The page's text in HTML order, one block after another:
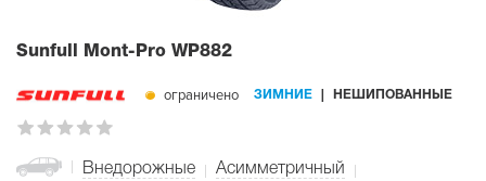
Sunfull Mont-Pro WP882
ограничено ЗИМНИЕ НЕШИПОВАННЫЕ
Внедорожные Асимметричный